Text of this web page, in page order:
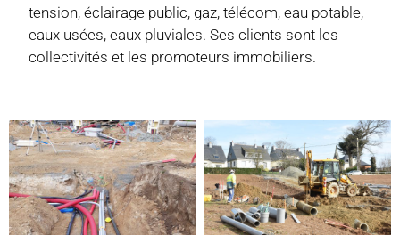
tension, éclairage public, gaz, télécom, eau potable,
eaux usées, eaux pluviales. Ses clients sont les
collectivités et les promoteurs immobiliers.